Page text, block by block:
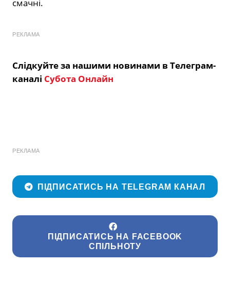
смачні.
РЕКЛАМА
Слідкуйте за нашими новинами в Телеграм-
каналі Субота Онлайн
РЕКЛАМА
ПІДПИСАТИСЬ НА TELEGRAM КАНАЛ
ПІДПИСАТИСЬ НА FACEBOOK
СПІЛЬНОТУ